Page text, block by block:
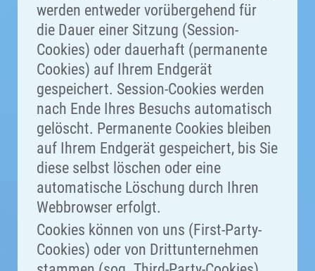
werden entweder vorübergehend für
die Dauer einer Sitzung (Session-
Cookies) oder dauerhaft (permanente
Cookies) auf Ihrem Endgerät
gespeichert. Session-Cookies werden
nach Ende Ihres Besuchs automatisch
gelöscht. Permanente Cookies bleiben
auf Ihrem Endgerät gespeichert, bis Sie
diese selbst löschen oder eine
automatische Löschung durch Ihren
Webbrowser erfolgt.
Cookies können von uns (First-Party-
Cookies) oder von Drittunternehmen